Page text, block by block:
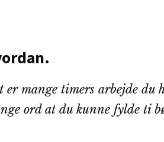
er mange timers arbejde du
ord at du kunne fylde ti